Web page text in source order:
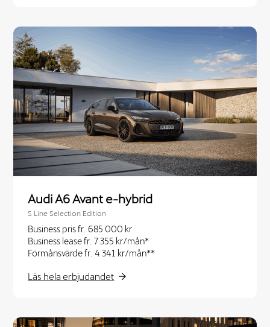
Audi A6 Avant e-hybrid
S Line Selection Edition
Business pris fr. 685 000 kr
Business lease fr. 7 355 kr/mån*
Förmånsvärde fr. 4 341 kr/mån**
Läs hela erbjudandet